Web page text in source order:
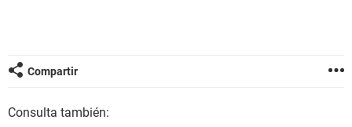
Compartir
Consulta también: